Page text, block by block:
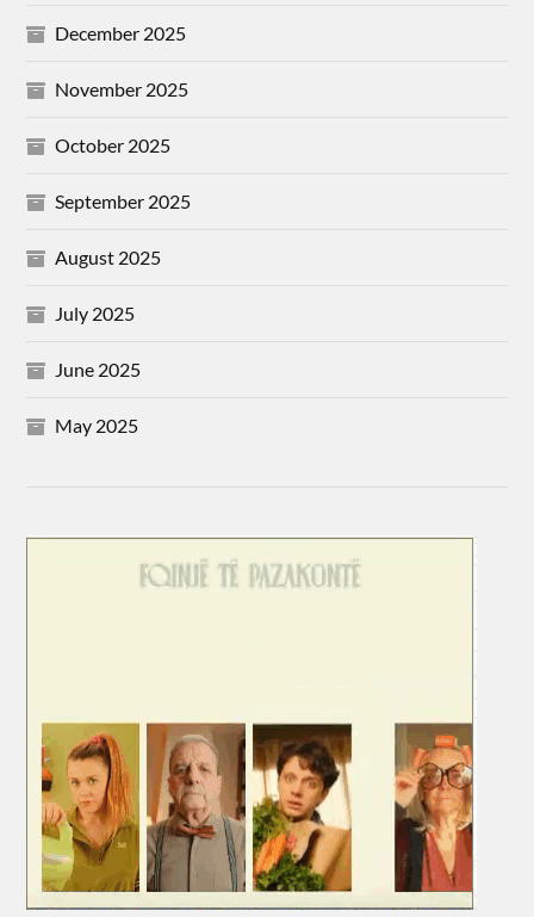
December 2025
November 2025
October 2025
September 2025
August 2025
July 2025
June 2025
May 2025